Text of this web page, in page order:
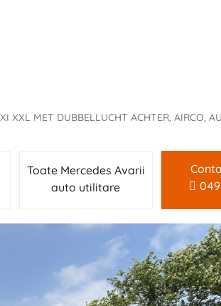
XXL MET DUBBELLUCHT ACHTER, AIRCO,
Toate Mercedes Avarii
auto utilitare